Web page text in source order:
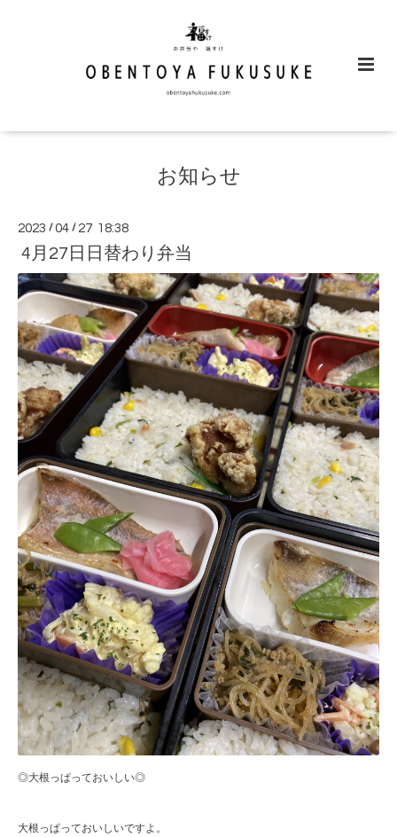
お知らせ
2023 /04 / 27 18:38
4月27日日替わり弁当
◎大根っぱっておいしい◎
大根っぱっておいしいですよ。